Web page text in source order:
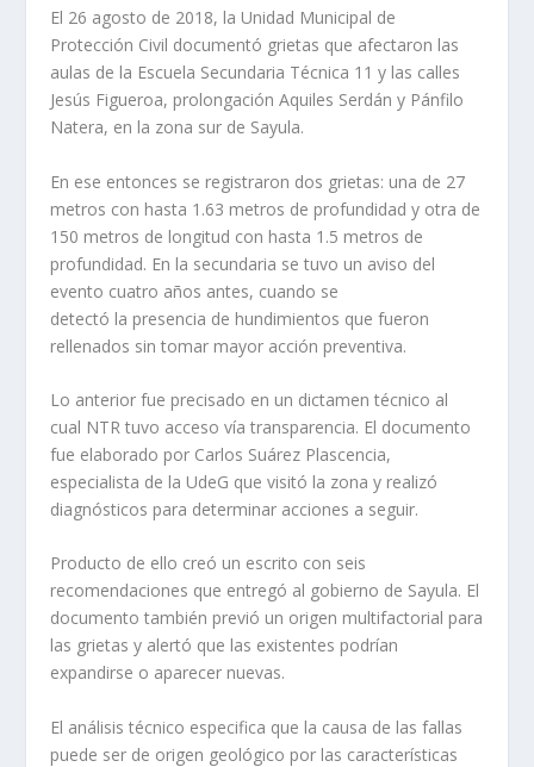
El 26 agosto de 2018, la Unidad Municipal de
Protección Civil documentó grietas que afectaron las
aulas de la Escuela Secundaria Técnica 11 y las calles
Jesús Figueroa, prolongación Aquiles Serdán y Pánfilo
Natera, en la zona sur de Sayula.
En ese entonces se registraron dos grietas: una de 27
metros con hasta 1.63 metros de profundidad y otra de
150 metros de longitud con hasta 1.5 metros de
profundidad. En la secundaria se tuvo un aviso del
evento cuatro años antes, cuando se
detectó la presencia de hundimientos que fueron
rellenados sin tomar mayor acción preventiva.
Lo anterior fue precisado en un dictamen técnico al
cual NTR tuvo acceso vía transparencia. El documento
fue elaborado por Carlos Suárez Plascencia,
especialista de la UdeG que visitó la zona y realizó
diagnósticos para determinar acciones a seguir.
Producto de ello creó un escrito con seis
recomendaciones que entregó al gobierno de Sayula. El
documento también previó un origen multifactorial para
las grietas y alertó que las existentes podrían
expandirse o aparecer nuevas.
El análisis técnico especifica que la causa de las fallas
puede ser de origen geológico por las características